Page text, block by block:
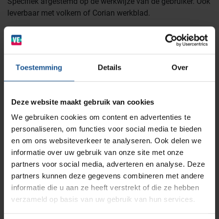
Toestemming Details Over
Deze website maakt gebruik van cookies
We gebruiken cookies om content en advertenties te
personaliseren, om functies voor social media te bieden
en om ons websiteverkeer te analyseren. Ook delen we
informatie over uw gebruik van onze site met onze
partners voor social media, adverteren en analyse. Deze
partners kunnen deze gegevens combineren met andere
informatie die u aan ze heeft verstrekt of die ze hebben
verzameld op basis van uw gebruik van hun services.
leverbaar met volkern of Corian werkblad.
Branche
Cleanrooms, Laboratoria, Logistiek en opslag,
Ziekenhuizen en klinieken, Zorginstellingen
Merk
VE-Systems
Offerte
Branches
Ziekenhuizen en klinieken
Zorginstellingen
Solutions
RVS Werkplekinrichting
Modulaire Inrichtingssystemen
Opslagsystemen en voorraadbeheer
Productlijnen
Medische afvalverpakkingen
Infectiepreventie en hygiëne
Opslagmogelijkheden
Medische (verzorgings)wagens
Assortiment
Hammerlit
Septodry
Metro
Zarges
AP Medical
BINBIN
Contact
Ons team
Klantcases
Vacatures